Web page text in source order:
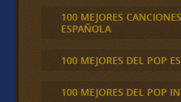
100 MEJORES
ESPAÑOLA
100 MEJORES DEL POP
100 MEJORES DEL POP